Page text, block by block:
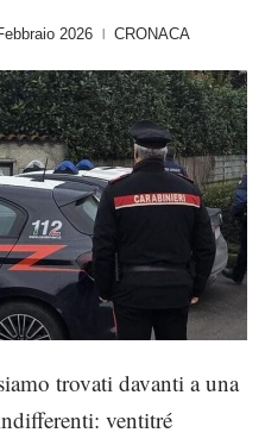
2026 CRONACA
trovati davanti a una
ventitré